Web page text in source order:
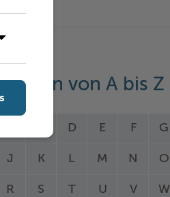
von A bis Z
D E F G
J K L M N O
R S T U V W